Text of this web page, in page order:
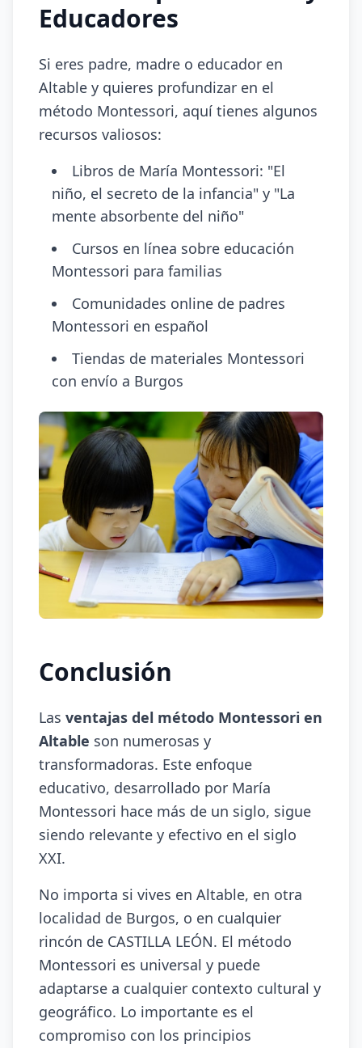
Educadores
Si eres padre, madre o educador en
Altable y quieres profundizar en el
método Montessori, aquí tienes algunos
recursos valiosos:
Libros de María Montessori: "El
niño, el secreto de la infancia" y "La
mente absorbente del niño"
Cursos en línea sobre educación
Montessori para familias
Comunidades online de padres
Montessori en español
Tiendas de materiales Montessori
con envío a Burgos
Conclusión
Las ventajas del método Montessori en
Altable son numerosas y
transformadoras. Este enfoque
educativo, desarrollado por María
Montessori hace más de un siglo, sigue
siendo relevante y efectivo en el siglo
XXI.
No importa si vives en Altable, en otra
localidad de Burgos, o en cualquier
rincón de CASTILLA LEÓN. El método
Montessori es universal y puede
adaptarse a cualquier contexto cultural y
geográfico. Lo importante es el
compromiso con los principios